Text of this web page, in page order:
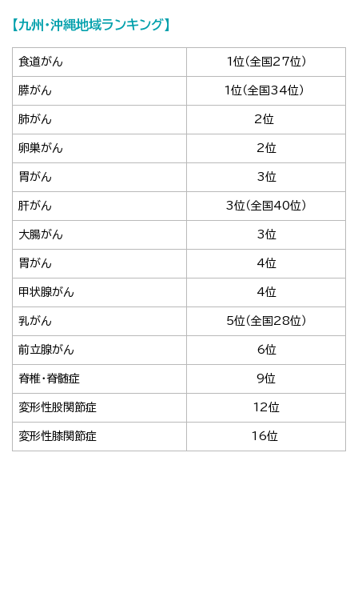
【九州・沖縄地域ランキング】
食道がん 1位 （全国27位）
膵がん 1位 （全国34位）
肺がん 2位
卵巣がん 2位
胃がん 3位
肝がん 3位 （全国40位）
大腸がん 3位
胃がん 4位
甲状腺がん 4位
乳がん 5位 （全国28位）
前立腺がん 6位
脊椎・脊髄症 9位
変形性股関節症 12位
変形性膝関節症 16位